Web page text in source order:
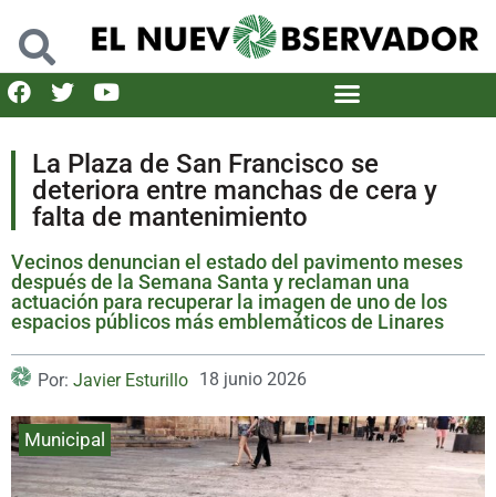
La Plaza de San Francisco se
deteriora entre manchas de cera y
falta de mantenimiento
Vecinos denuncian el estado del pavimento meses
después de la Semana Santa y reclaman una
actuación para recuperar la imagen de uno de los
espacios públicos más emblemáticos de Linares
Por: Javier Esturillo 18 junio 2026
Municipal